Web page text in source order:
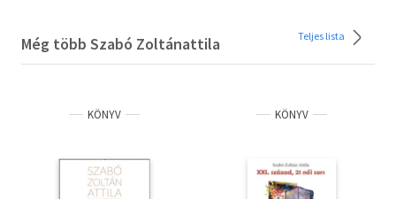
Még több Szabó Zoltánattila Teljes lista
KÖNYV KÖNYV